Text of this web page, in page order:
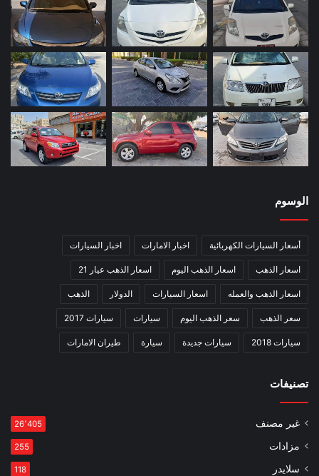
الوسوم
أسعار السيارات الكهربائية اخبار الامارات اخبار السيارات
اسعار الذهب اسعار الذهب اليوم اسعار الذهب عيار 21
اسعار الذهب والعمله اسعار السيارات الدولار الذهب
سعر الذهب سعر الذهب اليوم سيارات سيارات 2017
سيارات 2018 سيارات جديدة سيارة طيران الامارات
تصنيفات
غير مصنف 26٬405
مزادات 255
سلايدر 118